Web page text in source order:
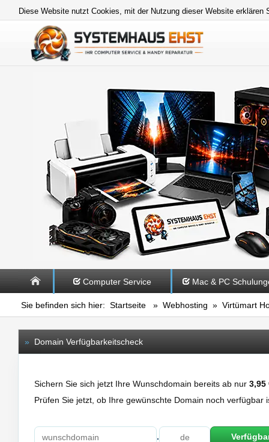
Diese Website nutzt Cookies, mit der Nutzung dieser Website
Computer Service Mac & PC
Sie befinden sich hier: Startseite » Webhosting » Virtümart
» Domain Verfügbarkeitscheck
Sichern Sie sich jetzt Ihre Wunschdomain bereits ab nur 3,95
Prüfen Sie jetzt, ob Ihre gewünschte Domain noch verfügbar
.